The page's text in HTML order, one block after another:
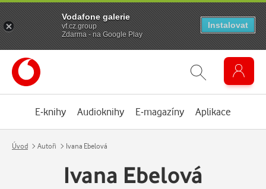
E-knihy Audioknihy E-magazíny Aplikace
Úvod Autoři Ivana Ebelová
Ivana Ebelová
Vodafone galerie
vf.cz.group
Zdarma - na Google Play
Instalovat